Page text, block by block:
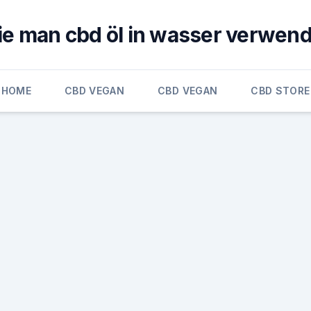
man cbd öl in wasser
HOME CBD VEGAN CBD VEGAN CBD STORE